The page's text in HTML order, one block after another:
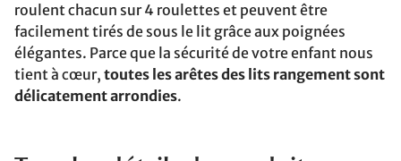
roulent chacun sur 4 roulettes et peuvent être
facilement tirés de sous le lit grâce aux poignées
élégantes. Parce que la sécurité de votre enfant nous
tient à cœur, toutes les arêtes des lits rangement sont
délicatement arrondies.